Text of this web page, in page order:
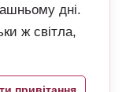
дні.
ж світла,